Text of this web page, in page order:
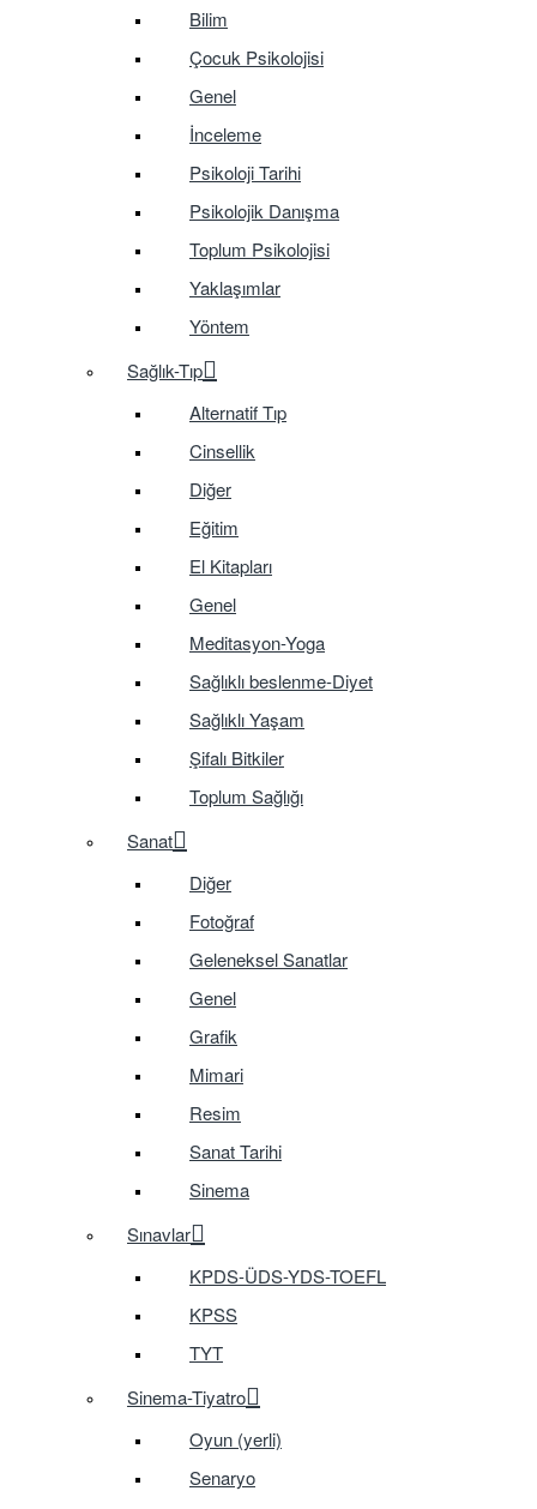
Bilim
Çocuk Psikolojisi
Genel
İnceleme
Psikoloji Tarihi
Psikolojik Danışma
Toplum Psikolojisi
Yaklaşımlar
Yöntem
Sağlık-Tıp
Alternatif Tıp
Cinsellik
Diğer
Eğitim
El Kitapları
Genel
Meditasyon-Yoga
Sağlıklı beslenme-Diyet
Sağlıklı Yaşam
Şifalı Bitkiler
Toplum Sağlığı
Sanat
Diğer
Fotoğraf
Geleneksel Sanatlar
Genel
Grafik
Mimari
Resim
Sanat Tarihi
Sinema
Sınavlar
KPDS-ÜDS-YDS-TOEFL
KPSS
TYT
Sinema-Tiyatro
Oyun (yerli)
Senaryo